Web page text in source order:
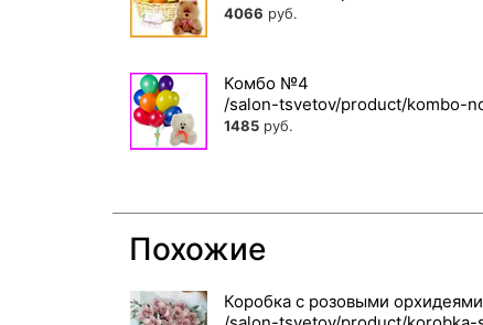
4066 руб.
Комбо №4
1485 руб.
Похожие
Коробка с розовыми орхидеями